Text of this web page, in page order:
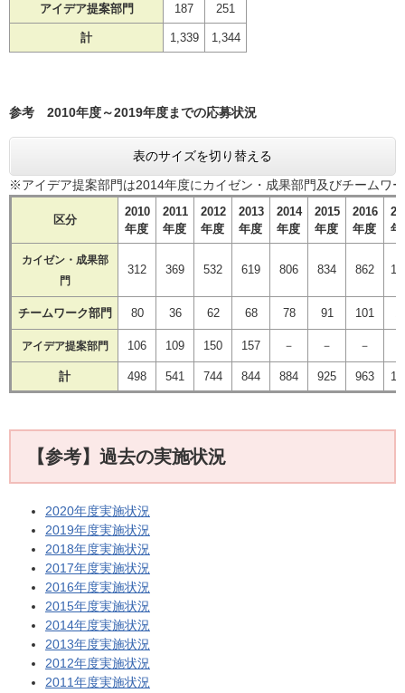
アイデア提案部門 187 251
計 1,339 1,344
参考 2010年度～2019年度までの応募状況
表のサイズを切り替える
※アイデア提案部門は2014年度にカイゼン・成果部門及びチームワ
区分
2010
年度
2011
年度
2012
年度
2013
年度
2014
年度
2015
年度
2016
年度
年
カイゼン・成果部
門
312 369 532 619 806 834 862
チームワーク部門 80 36 62 68 78 91 101
アイデア提案部門 106 109 150 157 － － －
計 498 541 744 844 884 925 963
【参考】過去の実施状況
2020年度実施状況
2019年度実施状況
2018年度実施状況
2017年度実施状況
2016年度実施状況
2015年度実施状況
2014年度実施状況
2013年度実施状況
2012年度実施状況
2011年度実施状況